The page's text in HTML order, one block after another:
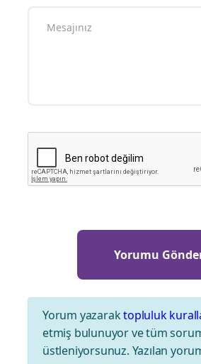
Yorum yazaraktopluluk
etmiş bulunuyor ve tüm
üstleniyorsunuz. Yazılan